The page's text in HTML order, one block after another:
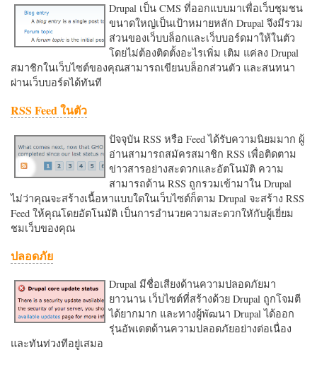
Drupal เป็น CMS ที่ออกแบบมาเพื่อเว็บชุมชน
ขนาดใหญ่เป็นเป้าหมายหลัก Drupal จึงมีรวม
ส่วนของเว็บบล็อกและเว็บบอร์ดมาให้ในตัว
โดยไม่ต้องติดตั้งอะไรเพิ่ม เติม แค่ลง Drupal
สมาชิกในเว็บไซต์ของคุณสามารถเขียนบล็อกส่วนตัว และสนทนา
ผ่านเว็บบอร์ดได้ทันที
RSS Feed ในตัว
ปัจจุบัน RSS หรือ Feed ได้รับความนิยมมาก ผู้
อ่านสามารถสมัครสมาชิก RSS เพื่อติดตาม
ข่าวสารอย่างสะดวกและอัตโนมัติ ความ
สามารถด้าน RSS ถูกรวมเข้ามาใน Drupal
ไม่ว่าคุณจะสร้างเนื้อหาแบบใดในเว็บไซต์ก็ตาม Drupal จะสร้าง RSS
Feed ให้คุณโดยอัตโนมัติ เป็นการอำนวยความสะดวกใหักับผู้เยี่ยม
ชมเว็บของคุณ
ปลอดภัย
Drupal มีชื่อเสียงด้านความปลอดภัยมา
ยาวนาน เว็บไซต์ที่สร้างด้วย Drupal ถูกโจมตี
ได้ยากมาก และทางผู้พัฒนา Drupal ได้ออก
รุ่นอัพเดตด้านความปลอดภัยอย่างต่อเนื่อง
และทันท่วงทีอยู่เสมอ